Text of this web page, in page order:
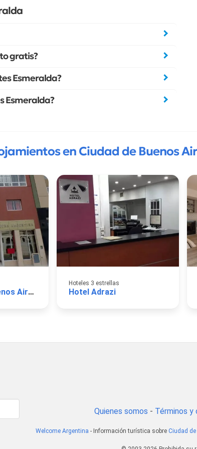
gratis?
Esmeralda?
Esmeralda?
en Ciudad de Buenos
Hotel AOMA Buenos Aires
Hoteles 3 estrellas
Hotel Adrazi
Quienes somos - Términos y
Welcome Argentina - Información turística sobre Ciudad